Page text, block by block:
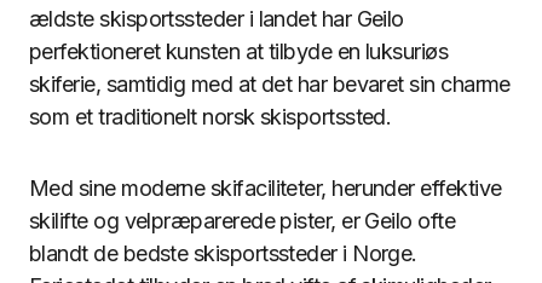
ældste skisportssteder i landet har Geilo
perfektioneret kunsten at tilbyde en luksuriøs
skiferie, samtidig med at det har bevaret sin charme
som et traditionelt norsk skisportssted.
Med sine moderne skifaciliteter, herunder effektive
skilifte og velpræparerede pister, er Geilo ofte
blandt de bedste skisportssteder i Norge.